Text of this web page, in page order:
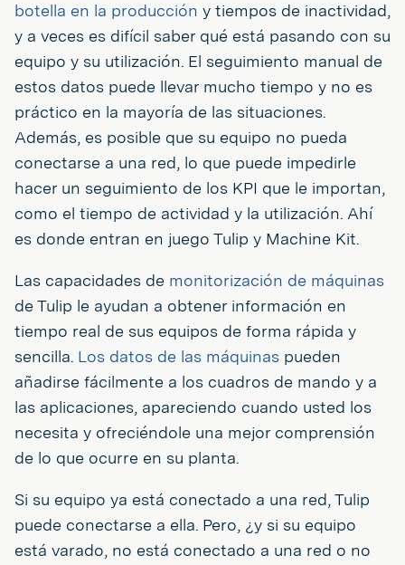
botella en la producción y tiempos de inactividad,
y a veces es difícil saber qué está pasando con su
equipo y su utilización. El seguimiento manual de
estos datos puede llevar mucho tiempo y no es
práctico en la mayoría de las situaciones.
Además, es posible que su equipo no pueda
conectarse a una red, lo que puede impedirle
hacer un seguimiento de los KPI que le importan,
como el tiempo de actividad y la utilización. Ahí
es donde entran en juego Tulip y Machine Kit.
Las capacidades de monitorización de máquinas
de Tulip le ayudan a obtener información en
tiempo real de sus equipos de forma rápida y
sencilla. Los datos de las máquinas pueden
añadirse fácilmente a los cuadros de mando y a
las aplicaciones, apareciendo cuando usted los
necesita y ofreciéndole una mejor comprensión
de lo que ocurre en su planta.
Si su equipo ya está conectado a una red, Tulip
puede conectarse a ella. Pero, ¿y si su equipo
está varado, no está conectado a una red o no